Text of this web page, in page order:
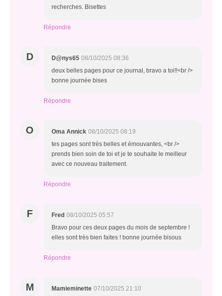
recherches. Bisettes
Répondre
D D@nys65 08/10/2025 08:36
deux belles pages pour ce journal, bravo a toi!!<br />
bonne journée bises
Répondre
O Oma Annick 08/10/2025 08:19
tes pages sont très belles et émouvantes, <br />
prends bien soin de toi et je te souhaite le meilleur
avec ce nouveau traitement.
Répondre
F Fred 08/10/2025 05:57
Bravo pour ces deux pages du mois de septembre !
elles sont très bien faites ! bonne journée bisous
Répondre
M Mamieminette 07/10/2025 21:10